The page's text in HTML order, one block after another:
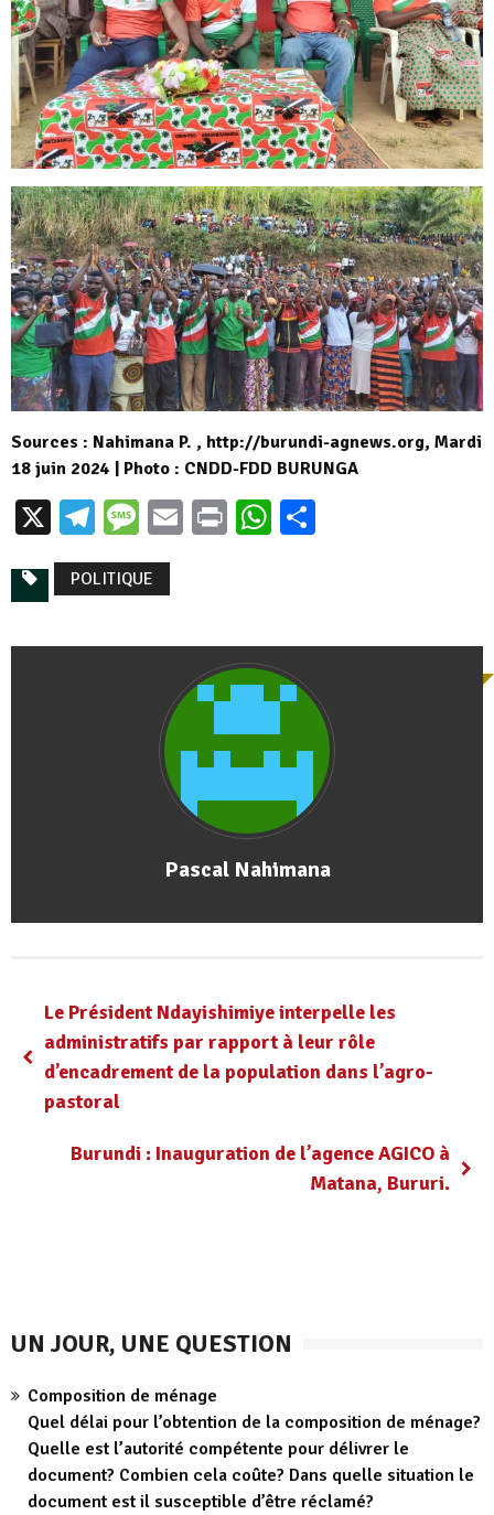
Sources : Nahimana P. , http://burundi-agnews.org, Mardi
18 juin 2024 | Photo : CNDD-FDD BURUNGA
X Telegram
Message
EmailPrintWhatsApp
POLITIQUE
Pascal Nahimana
Le Président Ndayishimiye interpelle les
administratifs par rapport à leur rôle
d’encadrement de la population dans l’agro-
pastoral
Burundi : Inauguration de l’agence AGICO à
Matana, Bururi.
UN JOUR, UNE QUESTION
Composition de ménage
Quel délai pour l’obtention de la composition de ménage?
Quelle est l’autorité compétente pour délivrer le
document? Combien cela coûte? Dans quelle situation le
document est il susceptible d’être réclamé?